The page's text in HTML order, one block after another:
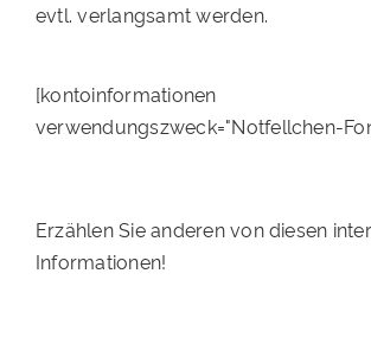
evtl. verlangsamt werden.
[kontoinformationen
verwendungszweck="Notfellchen-
Erzählen Sie anderen von diesen
Informationen!